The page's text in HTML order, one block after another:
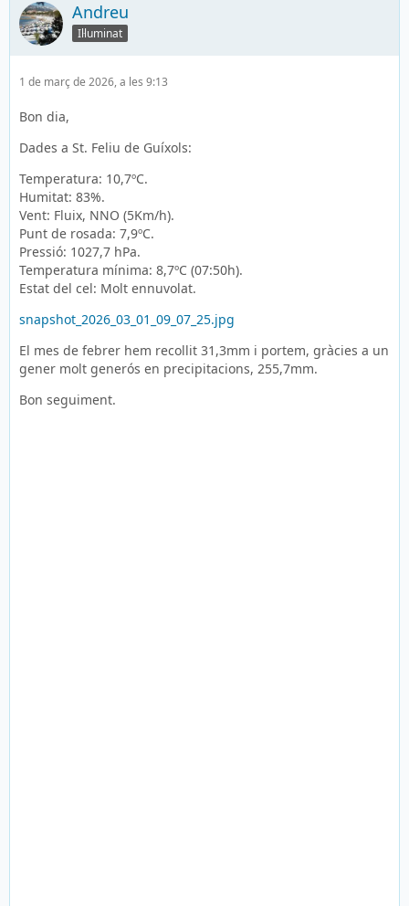
Andreu
Il·luminat
1 de març de 2026, a les 9:13
Bon dia,
Dades a St. Feliu de Guíxols:
Temperatura: 10,7ºC.
Humitat: 83%.
Vent: Fluix, NNO (5Km/h).
Punt de rosada: 7,9ºC.
Pressió: 1027,7 hPa.
Temperatura mínima: 8,7ºC (07:50h).
Estat del cel: Molt ennuvolat.
snapshot_2026_03_01_09_07_25.jpg
El mes de febrer hem recollit 31,3mm i portem, gràcies a un
gener molt generós en precipitacions, 255,7mm.
Bon seguiment.